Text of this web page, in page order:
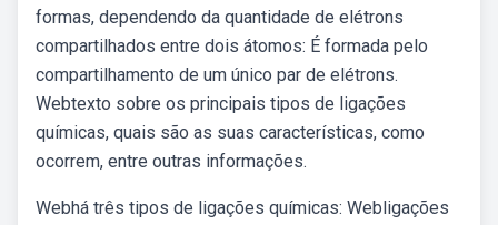
formas, dependendo da quantidade de elétrons
compartilhados entre dois átomos: É formada pelo
compartilhamento de um único par de elétrons.
Webtexto sobre os principais tipos de ligações
químicas, quais são as suas características, como
ocorrem, entre outras informações.
Webhá três tipos de ligações químicas: Webligações